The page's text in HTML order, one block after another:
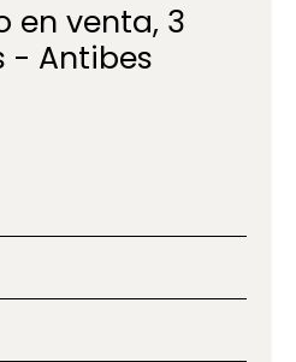
en venta, 3
- Antibes